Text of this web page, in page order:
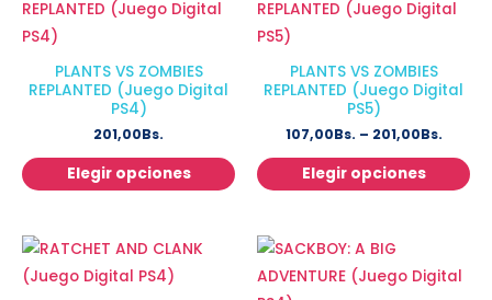
PLANTS VS ZOMBIES
REPLANTED (Juego Digital
PS4)
201,00Bs.
Elegir opciones
PLANTS VS ZOMBIES
REPLANTED (Juego Digital
PS5)
107,00Bs. – 201,00Bs.
Elegir opciones